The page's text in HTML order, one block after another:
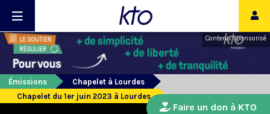
Contenu sponsorisé
Émissions
Chapelet à Lourdes
Chapelet du 1er juin 2023 à Lourdes
Faire un don à KTO